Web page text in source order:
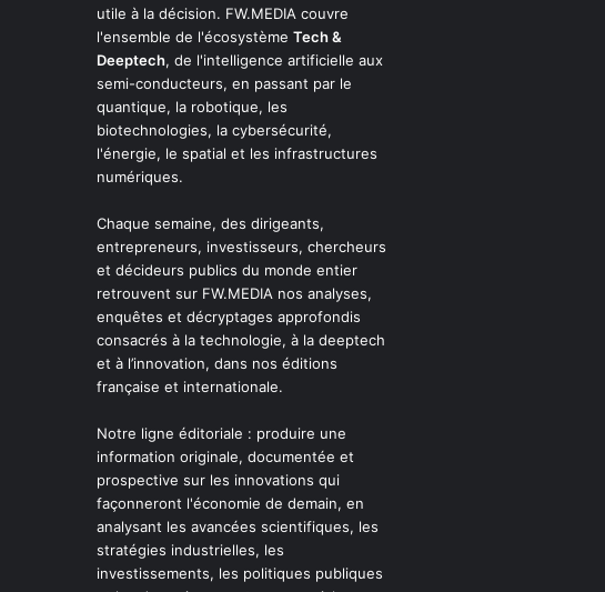
utile à la décision. FW.MEDIA couvre
l'ensemble de l'écosystème Tech &
Deeptech, de l'intelligence artificielle aux
semi-conducteurs, en passant par le
quantique, la robotique, les
biotechnologies, la cybersécurité,
l'énergie, le spatial et les infrastructures
numériques.
Chaque semaine, des dirigeants,
entrepreneurs, investisseurs, chercheurs
et décideurs publics du monde entier
retrouvent sur FW.MEDIA nos analyses,
enquêtes et décryptages approfondis
consacrés à la technologie, à la deeptech
et à l’innovation, dans nos éditions
française et internationale.
Notre ligne éditoriale : produire une
information originale, documentée et
prospective sur les innovations qui
façonneront l'économie de demain, en
analysant les avancées scientifiques, les
stratégies industrielles, les
investissements, les politiques publiques